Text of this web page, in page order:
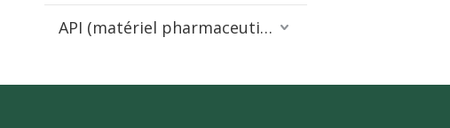
API (matériel pharmaceutique)